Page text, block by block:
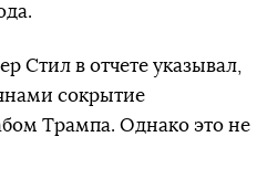
Стил в отчете указывал,
сокрытие
Трампа. Однако это не